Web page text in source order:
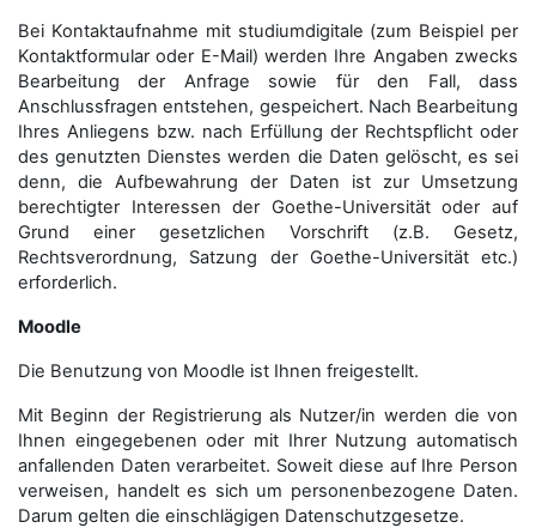
Bei Kontaktaufnahme mit studiumdigitale (zum Beispiel per
Kontaktformular oder E-Mail) werden Ihre Angaben zwecks
Bearbeitung der Anfrage sowie für den Fall, dass
Anschluss­fragen entstehen, gespeichert. Nach Bearbeitung
Ihres Anliegens bzw. nach Erfüllung der Rechtspflicht oder
des genutzten Dienstes werden die Daten gelöscht, es sei
denn, die Aufbewahrung der Daten ist zur Umsetzung
berechtigter Interessen der Goethe-Universität oder auf
Grund einer gesetzlichen Vorschrift (z.B. Gesetz,
Rechtsverordnung, Satzung der Goethe-Universität etc.)
erforderlich.
Moodle
Die Benutzung von Moodle ist Ihnen freigestellt.
Mit Beginn der Registrierung als Nutzer/in werden die von
Ihnen eingegebenen oder mit Ihrer Nutzung automatisch
anfallenden Daten verarbeitet. Soweit diese auf Ihre Person
verweisen, handelt es sich um personenbezogene Daten.
Darum gelten die einschlägigen Datenschutzgesetze.